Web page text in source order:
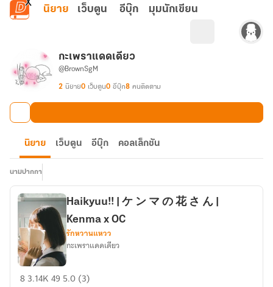
ข้ามไปยังเนื้อหาหลัก
นิยาย เว็บตูน อีบุ๊ก มุมนักเขียน
กะเพราแดดเดียว
@BrownSgM
2 นิยาย0 เว็บตูน0 อีบุ๊ก8 คนติดตาม
นิยาย เว็บตูน อีบุ๊ก คอลเล็กชัน
นามปากกา
Haikyuu!!
Haikyuu!! | ケ ン マ の 花 さ ん |
Kenma x OC
รักหวานแหวว
กะเพราแดดเดียว
83.14K49 5.0 (3)